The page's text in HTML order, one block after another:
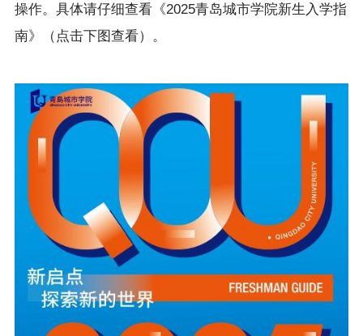
操作。具体请仔细查看《2025青岛城市学院新生入学指
南》（点击下图查看）。